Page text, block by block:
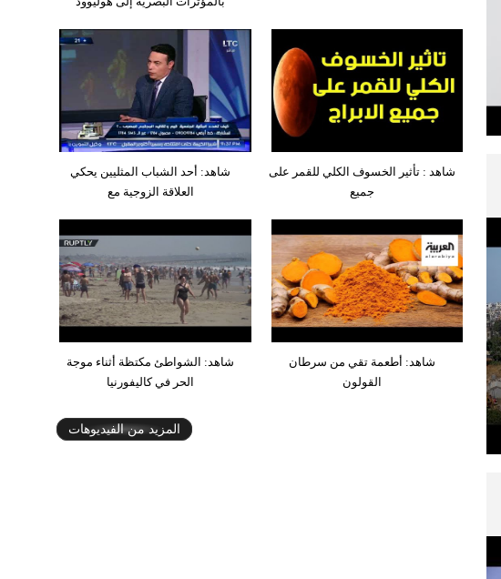
شاهد: أحد الشباب المثليين يحكي
العلاقة الزوجية مع
شاهد : تأثير الخسوف الكلي للقمر على
جميع
شاهد: الشواطئ مكتظة أثناء موجة
الحر في كاليفورنيا
شاهد: أطعمة تقي من سرطان
القولون
المزيد من الفيديوهات